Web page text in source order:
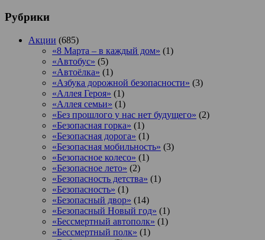
Рубрики
Акции (685)
«8 Марта – в каждый дом» (1)
«Автобус» (5)
«Автоёлка» (1)
«Азбука дорожной безопасности» (3)
«Аллея Героя» (1)
«Аллея семьи» (1)
«Без прошлого у нас нет будущего» (2)
«Безопасная горка» (1)
«Безопасная дорога» (1)
«Безопасная мобильность» (3)
«Безопасное колесо» (1)
«Безопасное лето» (2)
«Безопасность детства» (1)
«Безопасность» (1)
«Безопасный двор» (14)
«Безопасный Новый год» (1)
«Бессмертный автополк» (1)
«Бессмертный полк» (1)